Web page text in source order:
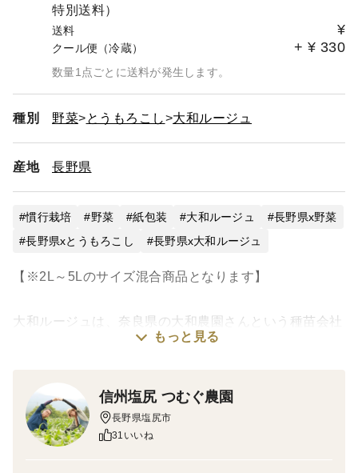
特別送料）
送料 ¥
クール便（冷蔵） + ¥ 330
数量1点ごとに送料が発生します。
種別 野菜 とうもろこし 大和ルージュ
産地 長野県
慣行栽培 野菜 紙包装 大和ルージュ
長野県x野菜
長野県xとうもろこし
長野県x大和ルージュ
【※2L～5Lのサイズ混合商品となります】
大和ルージュは、奈良県の大和農園さんという種苗会社
で開発され、種の販売がスタートしたばかりの新しい品
私たちは、発売に先駆けてモニター栽培させて頂き、今
年5年目の栽培となります。
美味しい食べ方やレシピについてはまだ研究段階で、美
もっと見る
信州塩尻 つむぐ農園
長野県塩尻市
31いいね